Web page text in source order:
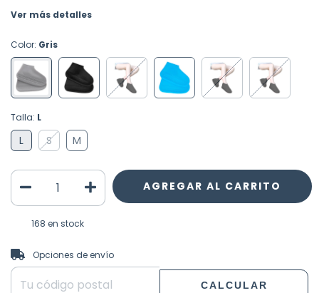
Ver más detalles
Color: Gris
Talla: L
L S M
168 en stock
Entregas para el CP:
Opciones de envío
CALCULAR